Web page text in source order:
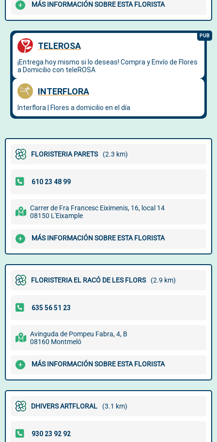
MÁS INFORMACIÓN SOBRE ESTA FLORISTA
FLORISTERIA PARETS (2.3 km)
Carrer de Fra Francesc Eiximenis, 16, local 14
08150 L'Eixample
MÁS INFORMACIÓN SOBRE ESTA FLORISTA
FLORISTERIA EL RACÓ DE LES FLORS (2.9 km)
Avinguda de Pompeu Fabra, 4, B
08160 Montmeló
MÁS INFORMACIÓN SOBRE ESTA FLORISTA
DHIVERS ARTFLORAL (3.1 km)